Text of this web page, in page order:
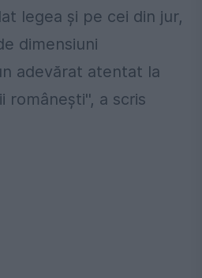
legea şi pe cei din jur,
dimensiuni
adevărat atentat la
româneşti'', a scris